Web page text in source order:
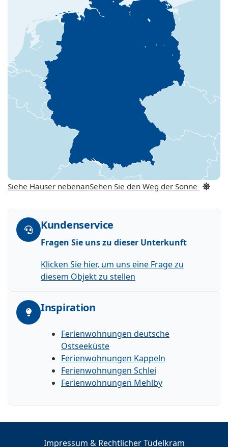
Siehe Häuser nebenanSehen Sie den Weg der Sonne
Kundenservice
Fragen Sie uns zu dieser Unterkunft
Klicken Sie hier, um uns eine Frage zu
diesem Objekt zu stellen
Inspiration
Ferienwohnungen deutsche
Ostseeküste
Ferienwohnungen Kappeln
Ferienwohnungen Schlei
Ferienwohnungen Mehlby
Impressum & Rechtlicher Tüdelkram